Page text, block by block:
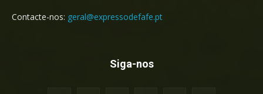
Contacte-nos: geral@expressodefafe.pt
Siga-nos